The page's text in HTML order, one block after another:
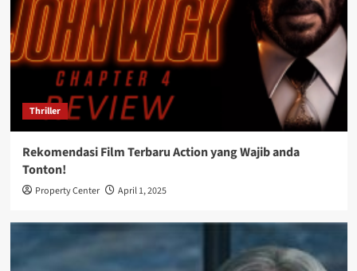
Thriller
Rekomendasi Film Terbaru Action yang Wajib anda
Tonton!
Property Center April 1, 2025